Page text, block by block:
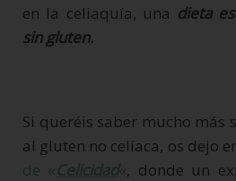
en la celiaquía, una dieta
sin gluten.
Si queréis saber mucho más
al gluten no celíaca, os dejo
de « Celicidad« , donde un